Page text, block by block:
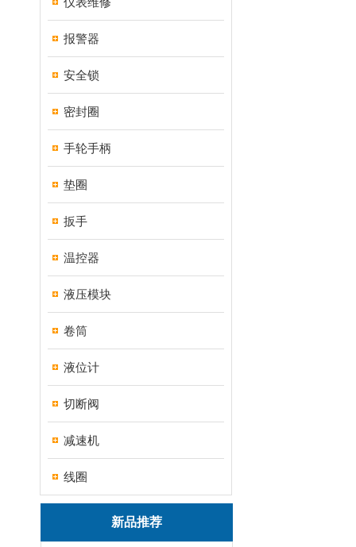
报警器
安全锁
密封圈
手轮手柄
垫圈
扳手
温控器
液压模块
卷筒
液位计
切断阀
减速机
线圈
新品推荐